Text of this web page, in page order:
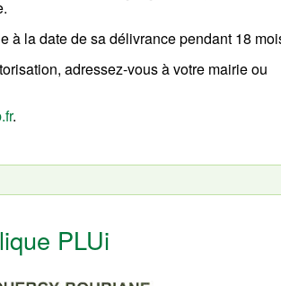
à la date de sa délivrance pendant 18
adressez-vous à votre mairie ou
.
PLUi